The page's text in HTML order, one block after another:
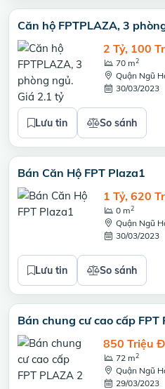
Căn hộ FPTPLAZA, 3
2 Tỷ, 100
70 m2
Quận Ngũ
30/03/2023
Lưu tin So sánh
Bán Căn Hộ FPT Plaza1
1 Tỷ, 620
0 m2
Quận Ngũ
30/03/2023
Lưu tin So sánh
Bán chung cư cao cấp FPT
850 Triệu
72 m2
Quận Ngũ
29/03/2023